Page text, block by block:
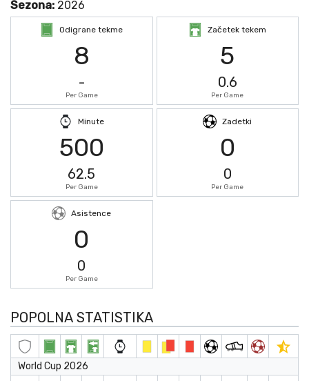
Sezona: 2026
Odigrane tekme
8
-
Per Game
Začetek tekem
5
0.6
Per Game
Minute
500
62.5
Per Game
Zadetki
0
0
Per Game
Asistence
0
0
Per Game
POPOLNA STATISTIKA
World Cup 2026